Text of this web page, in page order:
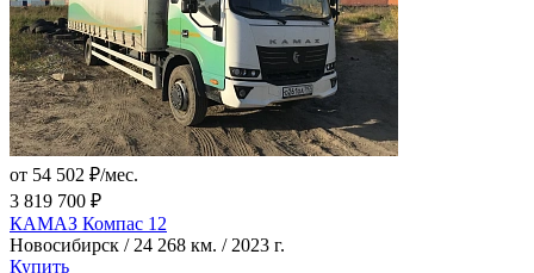
от 54 502 ₽/мес.
3 819 700 ₽
КАМАЗ Компас 12
Новосибирск / 24 268 км. / 2023 г.
Купить